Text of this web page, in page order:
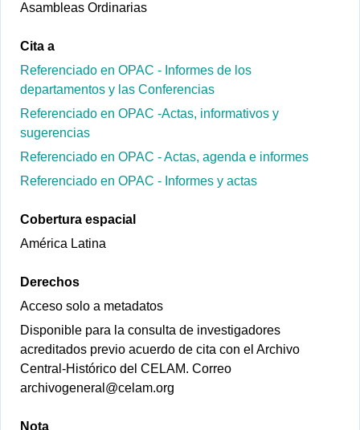
Asambleas Ordinarias
Cita a
Referenciado en OPAC - Informes de los
departamentos y las Conferencias
Referenciado en OPAC -Actas, informativos y
sugerencias
Referenciado en OPAC - Actas, agenda e informes
Referenciado en OPAC - Informes y actas
Cobertura espacial
América Latina
Derechos
Acceso solo a metadatos
Disponible para la consulta de investigadores
acreditados previo acuerdo de cita con el Archivo
Central-Histórico del CELAM. Correo
archivogeneral@celam.org
Nota